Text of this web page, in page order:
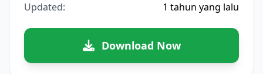
Updated: 1 tahun yang lalu
Download Now